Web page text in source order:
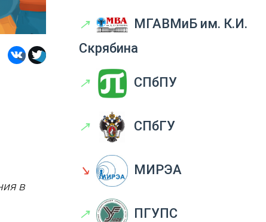
в
↗
МГАВМиБ им. К.И.
Скрябина
↗ СПбПУ
↗ СПбГУ
↘ МИРЭА
↗ ПГУПС